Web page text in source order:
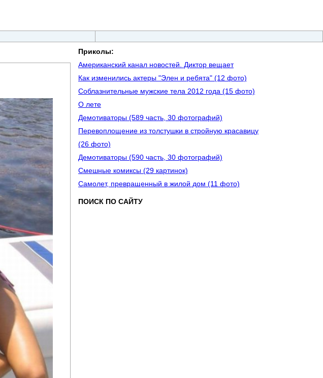
Приколы:
Американский канал новостей. Диктор вещает
Как изменились актеры "Элен и ребята" (12 фото)
Соблазнительные мужские тела 2012 года (15 фото)
О лете
Демотиваторы (589 часть, 30 фотографий)
Перевоплощение из толстушки в стройную красавицу
(26 фото)
Демотиваторы (590 часть, 30 фотографий)
Смешные комиксы (29 картинок)
Самолет, превращенный в жилой дом (11 фото)
ПОИСК ПО САЙТУ